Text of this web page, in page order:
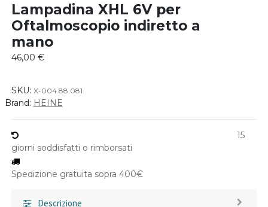
Lampadina XHL 6V per
Oftalmoscopio indiretto a
mano
46,00 €
SKU: X-004.88.081
Brand: HEINE
15
giorni soddisfatti o rimborsati
Spedizione gratuita sopra 400€
Descrizione